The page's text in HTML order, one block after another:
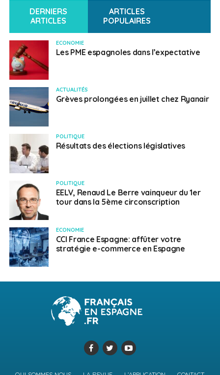
DERNIERS
ARTICLES
ARTICLES
POPULAIRES
ECONOMIE
Les PME espagnoles dans l’expectative
ACTUALITÉS
Grèves prolongées en juillet chez Ryanair
POLITIQUE
Résultats des élections législatives
POLITIQUE
EELV, Renaud Le Berre vainqueur du 1er
tour dans la 5ème circonscription
ECONOMIE
CCI France Espagne: affûter votre
stratégie e-commerce en Espagne